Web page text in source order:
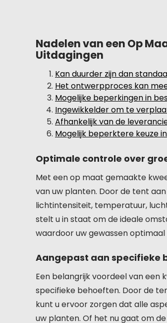
Nadelen van een Op
Uitdagingen
Kan duurder zijn dan
Het ontwerpproces kan
Mogelijke beperkingen in
Ingewikkelder om te
Afhankelijk van de
Mogelijk beperktere keuze
Optimale controle over
Met een op maat gemaakte
van uw planten. Door de tent
lichtintensiteit, temperatuur,
stelt u in staat om de ideale
waardoor uw gewassen
Aangepast aan specifieke
Een belangrijk voordeel van
specifieke behoeften. Door de
kunt u ervoor zorgen dat alle
uw planten. Of het nu gaat om